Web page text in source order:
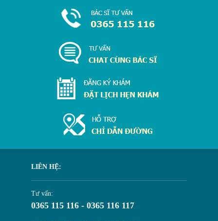
LIÊN HỆ:
Tư vấn:
0365 115 116 - 0365 116 117